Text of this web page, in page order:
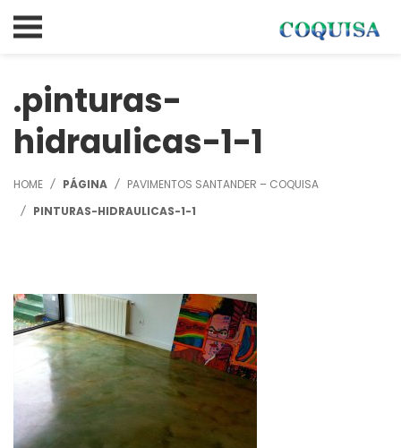
pinturas-
hidraulicas-1-1
HOME PÁGINA
PAVIMENTOS SANTANDER – COQUISA
PINTURAS-HIDRAULICAS-1-1